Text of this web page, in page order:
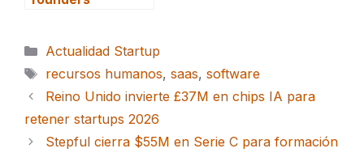
Categorías
Actualidad Startup
Etiquetas
recursos humanos, saas, software
Reino Unido invierte £37M en chips IA para
retener startups 2026
Stepful cierra $55M en Serie C para formación